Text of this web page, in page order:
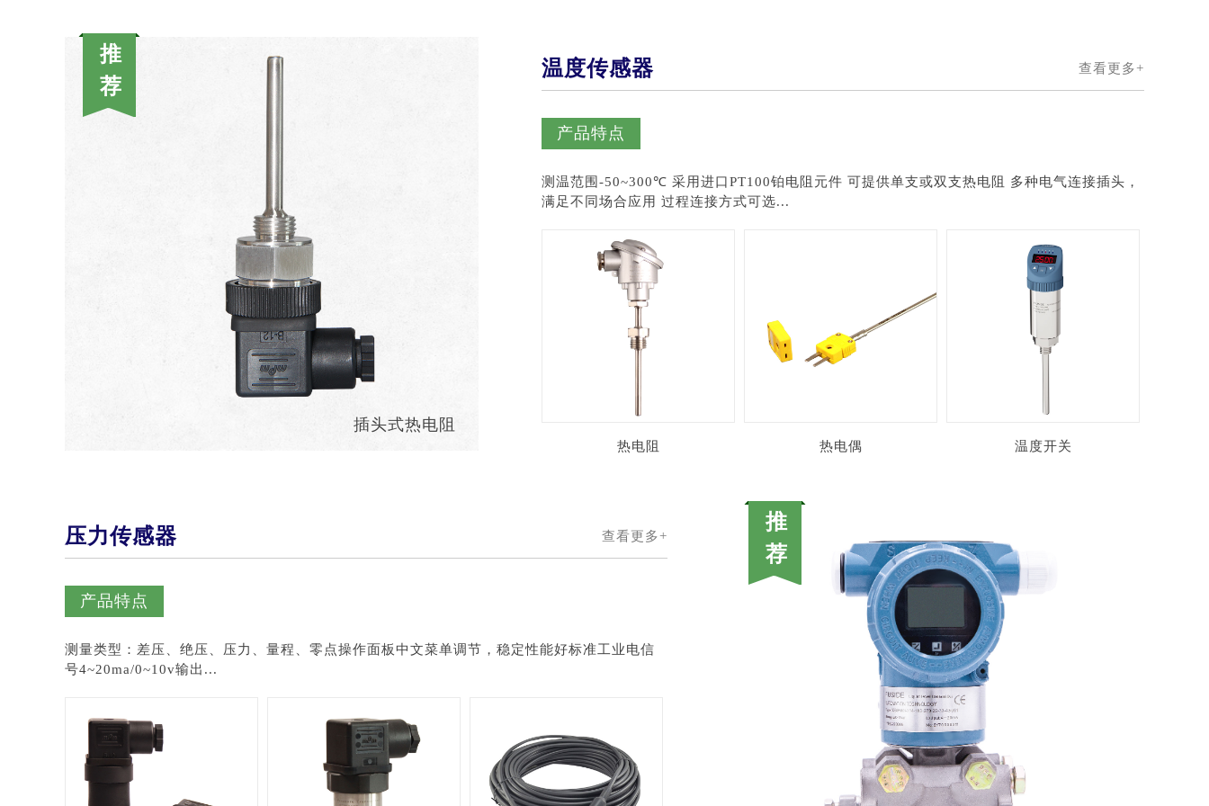
插头式热电阻
温度传感器 查看更多+
产品特点
测温范围-50~300℃ 采用进口PT100铂电阻元件 可提供单支或双支热电阻 多种电气连接插头，
满足不同场合应用 过程连接方式可选...
热电阻 热电偶 温度开关
压力传感器 查看更多+
产品特点
测量类型：差压、绝压、压力、量程、零点操作面板中文菜单调节，稳定性能好标准工业电信
号4~20ma/0~10v输出...